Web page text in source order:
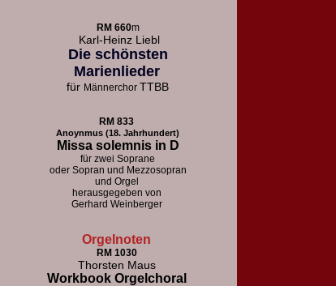
RM 660m
Karl-Heinz Liebl
Die schönsten
Marienlieder
für Männerchor TTBB
RM 833
Anoynmus (18. Jahrhundert)
Missa solemnis in D
für zwei Soprane
oder Sopran und Mezzosopran
und Orgel
herausgegeben von
Gerhard Weinberger
Orgelnoten
RM 1030
Thorsten Maus
Workbook Orgelchoral